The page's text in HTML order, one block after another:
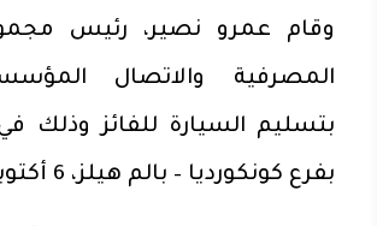
وقام عمرو نصير، رئيس
المصرفية والاتصال
بتسليم السيارة للفائز وذلك
بفرع كونكورديا – بالم هيلز، 6 أكتوبر.